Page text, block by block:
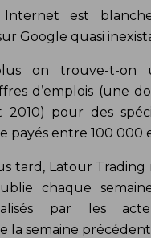
Internet est
Google quasi
on trouve-t-on
d’emplois (une
2010) pour des
payés entre 100 000
tard, Latour
chaque
par les
la semaine